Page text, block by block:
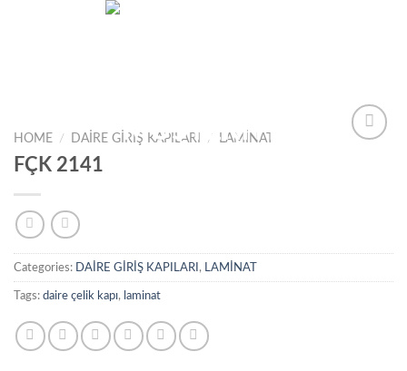
HOME / DAİRE GİRİŞ KAPILARI / LAMİNAT
FÇK 2141
Categories: DAİRE GİRİŞ KAPILARI , LAMİNAT
Tags: daire çelik kapı, laminat